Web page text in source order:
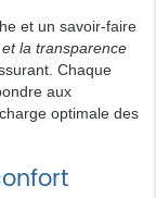
et un savoir-faire
la transparence
Chaque
aux
optimale des